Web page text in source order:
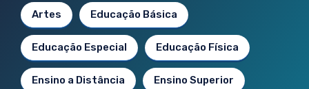
Artes Educação Básica
Educação Especial Educação Física
Ensino a Distância Ensino Superior